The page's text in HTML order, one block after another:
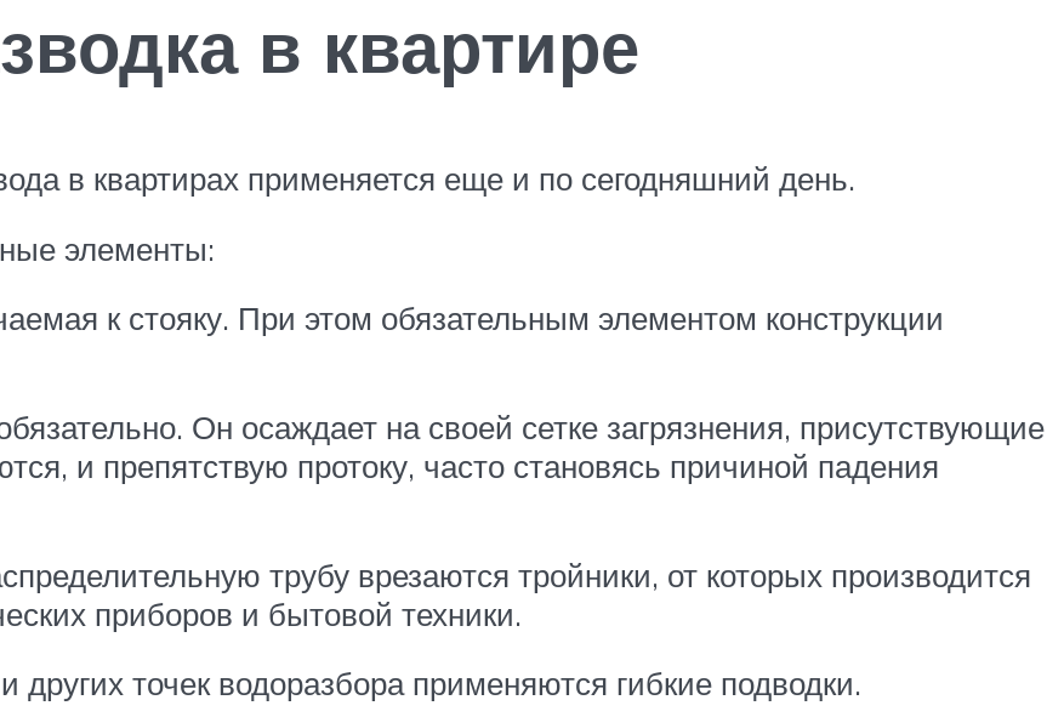
в квартире
в квартирах применяется еще и по сегодняшний день.
элементы:
к стояку. При этом обязательным элементом конструкции
Он осаждает на своей сетке загрязнения, присутствующие
и препятствую протоку, часто становясь причиной падения
трубу врезаются тройники, от которых производится
приборов и бытовой техники.
точек водоразбора применяются гибкие подводки.